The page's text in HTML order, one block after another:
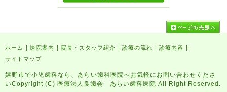
ホーム 医院案内 院長・スタッフ紹介 診療の流れ 診療内容
サイトマップ
嬉野市で小児歯科なら、あらい歯科医院へお気軽にお問い合わせくださ
いCopyright (C) 医療法人良歯会 あらい歯科医院 All Right Reserved.